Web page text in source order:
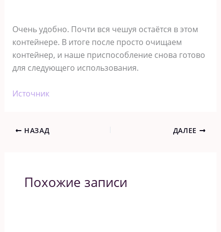
Очень удобно. Почти вся чешуя остаётся в этом
контейнере. В итоге после просто очищаем
контейнер, и наше приспособление снова готово
для следующего использования.
Источник
НАЗАД ДАЛЕЕ
Похожие записи